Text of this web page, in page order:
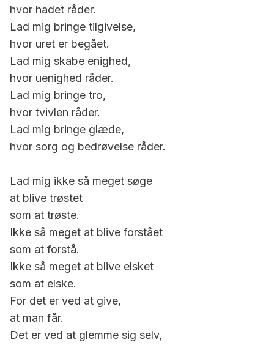
hvor hadet råder.
Lad mig bringe tilgivelse,
hvor uret er begået.
Lad mig skabe enighed,
hvor uenighed råder.
Lad mig bringe tro,
hvor tvivlen råder.
Lad mig bringe glæde,
hvor sorg og bedrøvelse råder.
Lad mig ikke så meget søge
at blive trøstet
som at trøste.
Ikke så meget at blive forstået
som at forstå.
Ikke så meget at blive elsket
som at elske.
For det er ved at give,
at man får.
Det er ved at glemme sig selv,